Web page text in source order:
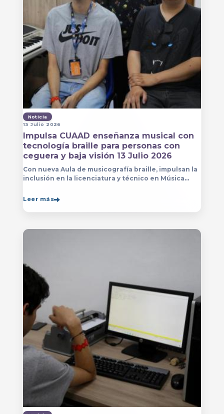
Noticia
13 Julio 2026
Impulsa CUAAD enseñanza musical con
tecnología braille para personas con
ceguera y baja visión 13 Julio 2026
Con nueva Aula de musicografía braille, impulsan la
inclusión en la licenciatura y técnico en Música
formen con mayor autonomía
Leer más